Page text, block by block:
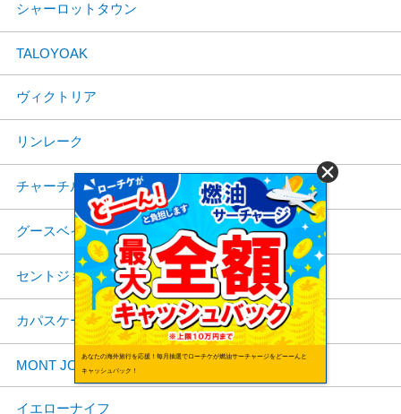
シャーロットタウン
TALOYOAK
ヴィクトリア
リンレーク
チャーチル
グースベイ
セントジョーンズ
カパスケーシング
MONT JOLI
イエローナイフ
あなたの海外旅行を応援！毎月抽選でローチケが燃油サーチャージをどーーんと
キャッシュバック！